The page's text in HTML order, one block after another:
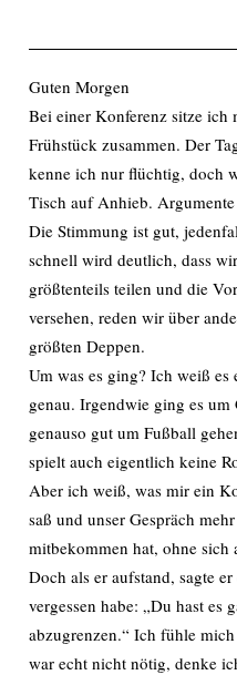
Guten Morgen
Bei einer Konferenz sitze
Frühstück zusammen. Der
kenne ich nur flüchtig, doch
Tisch auf Anhieb.
Die Stimmung ist gut,
schnell wird deutlich, dass
größtenteils teilen und die
versehen, reden wir über
größten Deppen.
Um was es ging? Ich weiß
genau. Irgendwie ging es um
genauso gut um Fußball
spielt auch eigentlich keine
Aber ich weiß, was mir ein
saß und unser Gespräch
mitbekommen hat, ohne
Doch als er aufstand, sagte
vergessen habe: „Du hast es
abzugrenzen.“ Ich fühle
war echt nicht nötig, denke